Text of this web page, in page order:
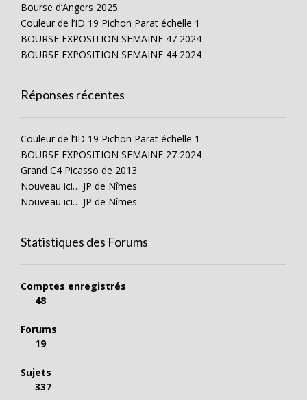
Bourse d’Angers 2025
Couleur de l’ID 19 Pichon Parat échelle 1
BOURSE EXPOSITION SEMAINE 47 2024
BOURSE EXPOSITION SEMAINE 44 2024
Réponses récentes
Couleur de l’ID 19 Pichon Parat échelle 1
BOURSE EXPOSITION SEMAINE 27 2024
Grand C4 Picasso de 2013
Nouveau ici… JP de Nîmes
Nouveau ici… JP de Nîmes
Statistiques des Forums
Comptes enregistrés
48
Forums
19
Sujets
337